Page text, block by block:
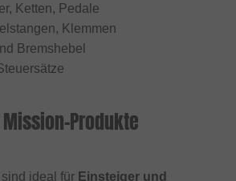
Ketten, Pedale
Klemmen
Bremshebel
Produkte
ideal für Einsteiger und